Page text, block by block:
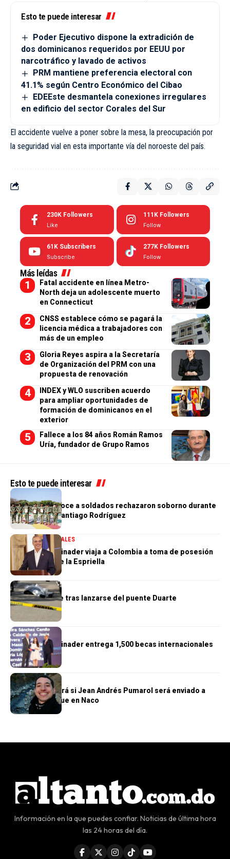
Esto te puede interesar
Poder Ejecutivo dispone la extradición de
dos dominicanos requeridos por EEUU por
narcotráfico y lavado de activos
PRM mantiene preferencia electoral con
41.1% según Centro Económico del Cibao
EDEEste desmantela conexiones irregulares
en edificio del sector Corales del Sur
El accidente vuelve a poner sobre la mesa, la preocupación por
la seguridad vial en esta importante vía del noroeste del país.
230K Followers
Like
111K Followers
Follow
61K Subscribers
Subscribe
277K Followers
Follow
Más leídas
Fatal accidente en línea Metro-
North deja un adolescente muerto
en Connecticut
CNSS establece cómo se pagará la
licencia médica a trabajadores con
más de un empleo
Gloria Reyes aspira a la Secretaría
de Organización del PRM con una
propuesta de renovación
INDEX y WLO suscriben acuerdo
para ampliar oportunidades de
formación de dominicanos en el
exterior
Fallece a los 84 años Román Ramos
Uría, fundador de Grupo Ramos
Esto te puede interesar
NACIONALES
Ejército reconoce a soldados rechazaron soborno durante
operativo en Santiago Rodríguez
GOBIERNONACIONALES
Presidente Abinader viaja a Colombia a toma de posesión
de Abelardo de la Espriella
NACIONALES
Hombre muere tras lanzarse del puente Duarte
NACIONALES
Presidente Abinader entrega 1,500 becas internacionales
NACIONALES
Hoy se conocerá si Jean Andrés Pumarol será enviado a
juicio por ataque en Naco
Información en la que puedes confiar. Noticias de última hora
las 24 horas del día.